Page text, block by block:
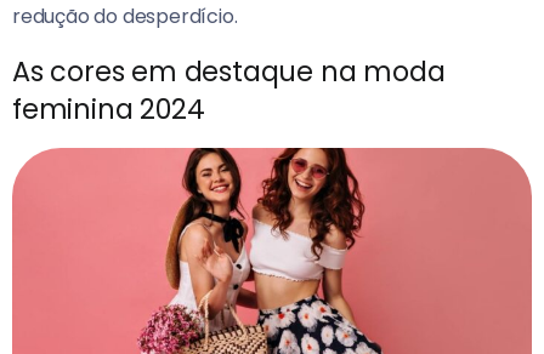
redução do desperdício.
As cores em destaque na moda
feminina 2024